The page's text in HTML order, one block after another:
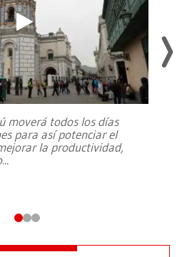
moverá todos los días
para así potenciar el
la productividad,
...